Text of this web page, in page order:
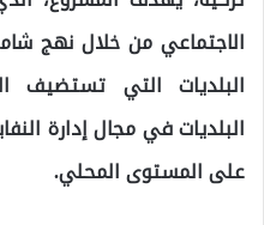
الاجتماعي من خلال نهج
البلديات التي تستضيف
البلديات في مجال إدارة
على المستوى المحلي.